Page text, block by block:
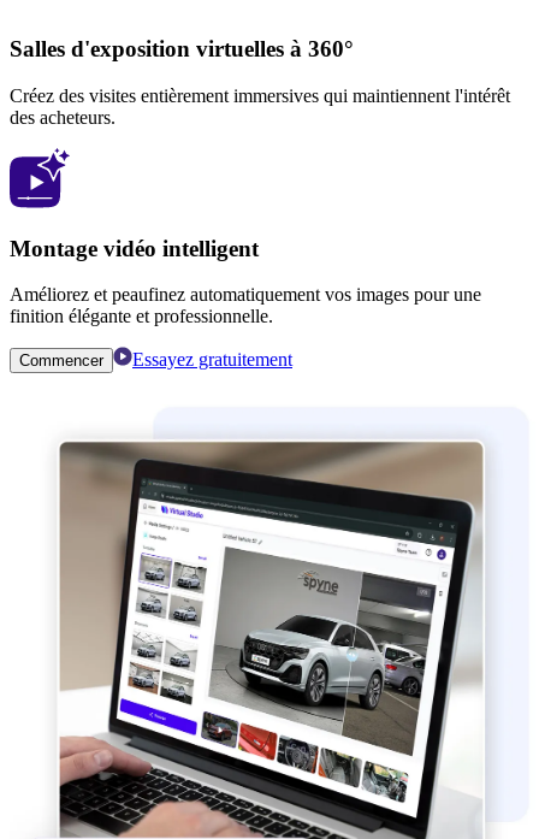
Salles d'exposition virtuelles à 360°
Créez des visites entièrement immersives qui maintiennent l'intérêt
des acheteurs.
Montage vidéo intelligent
Améliorez et peaufinez automatiquement vos images pour une
finition élégante et professionnelle.
Commencer Essayez gratuitement